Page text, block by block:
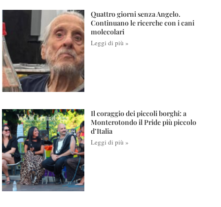
Quattro giorni senza Angelo.
Continuano le ricerche con i cani
molecolari
Leggi di più »
Il coraggio dei piccoli borghi: a
Monterotondo il Pride più piccolo
d’Italia
Leggi di più »